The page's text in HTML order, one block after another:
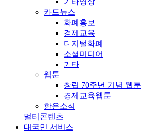
카드뉴스
화폐홍보
경제교육
디지털화폐
소셜미디어
기타
웹툰
창립 70주년 기념 웹툰
경제교육웹툰
한은소식
멀티콘텐츠
대국민 서비스